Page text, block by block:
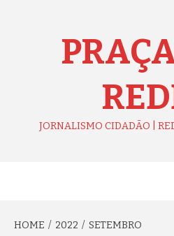
JORNALISMO CIDADÃO |
HOME 2022 SETEMBRO